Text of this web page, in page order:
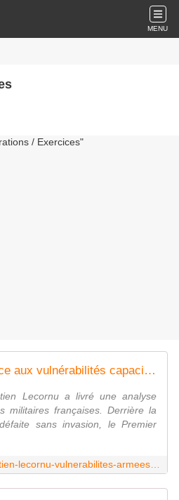
MENU
Sébastien Lecornu face aux vulnérabilités capacitaires des armées françaises
Lecornu a livré une analyse
militaires françaises. Derrière la
sans invasion, le Premier